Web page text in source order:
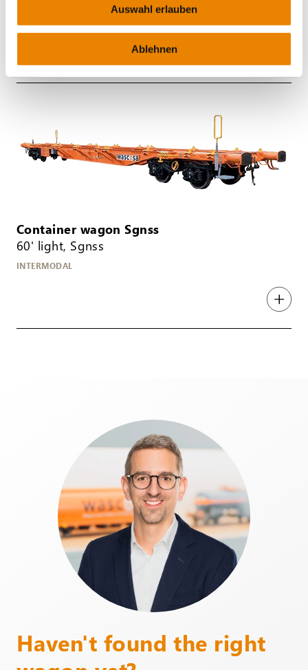
Auswahl erlauben
Ablehnen
Container wagon Sgnss
60' light, Sgnss
INTERMODAL
Haven't found the right